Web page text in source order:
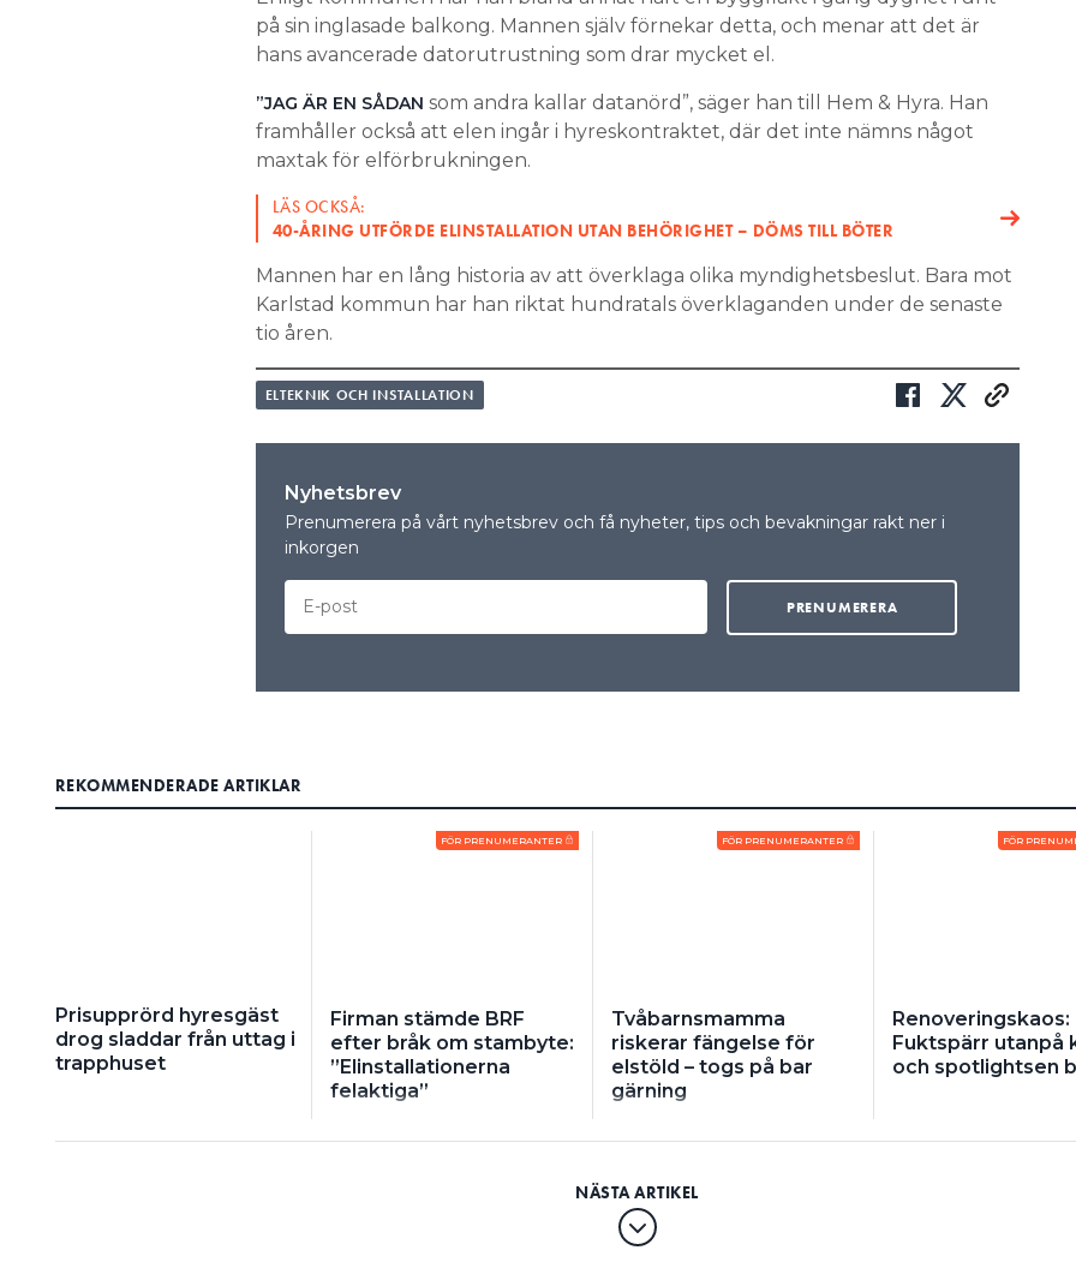
på sin inglasade balkong. Mannen själv förnekar detta, och menar att det är
hans avancerade datorutrustning som drar mycket el.
”JAG ÄR EN SÅDAN som andra kallar datanörd”, säger han till Hem & Hyra. Han
framhåller också att elen ingår i hyreskontraktet, där det inte nämns något
maxtak för elförbrukningen.
LÄS OCKSÅ:
40-ÅRING UTFÖRDE ELINSTALLATION UTAN BEHÖRIGHET – DÖMS TILL BÖTER
Mannen har en lång historia av att överklaga olika myndighetsbeslut. Bara mot
Karlstad kommun har han riktat hundratals överklaganden under de senaste
tio åren.
ELTEKNIK OCH INSTALLATION
Nyhetsbrev
Prenumerera på vårt nyhetsbrev och få nyheter, tips och bevakningar rakt ner i
inkorgen
REKOMMENDERADE ARTIKLAR
Prisupprörd hyresgäst
drog sladdar från uttag i
trapphuset
FÖR PRENUMERANTER
Firman stämde BRF
efter bråk om stambyte:
”Elinstallationerna
felaktiga”
FÖR PRENUMERANTER
Tvåbarnsmamma
riskerar fängelse för
elstöld – togs på bar
gärning
FÖR
Renoveringskaos:
Fuktspärr utanpå
och spotlightsen